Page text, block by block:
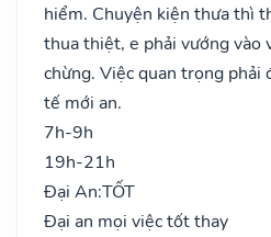
hiểm. Chuyện kiện thưa thì
thua thiệt, e phải vướng vào
chừng. Việc quan trọng phải
tế mới an.
7h-9h
19h-21h
Đại An:TỐT
Đại an mọi việc tốt thay